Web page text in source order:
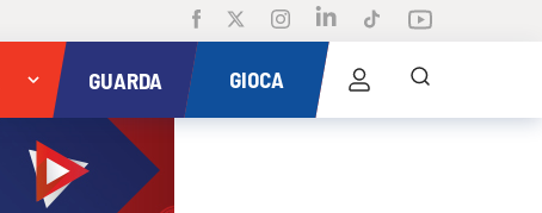
GUARDA GIOCA